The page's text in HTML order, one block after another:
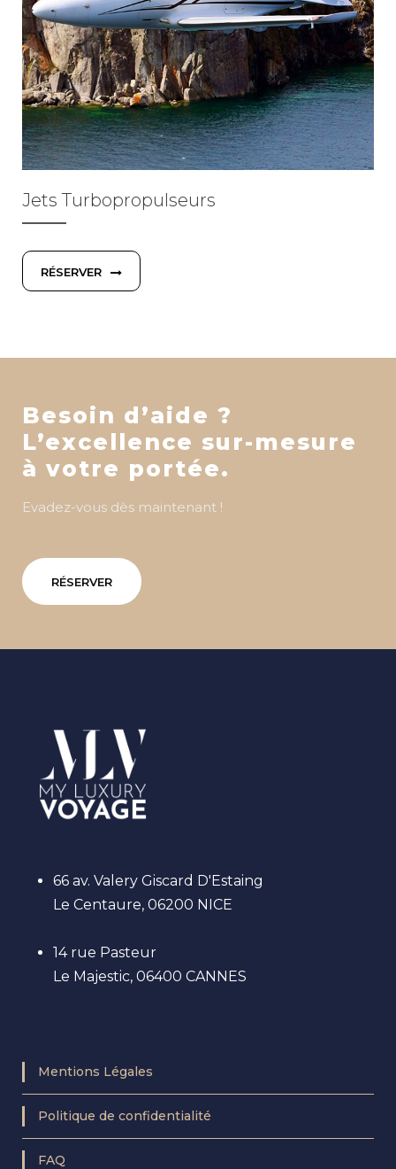
Jets Turbopropulseurs
RÉSERVER
Besoin d’aide ?
L’excellence sur-mesure
à votre portée.
Evadez-vous dès maintenant !
RÉSERVER
66 av. Valery Giscard D'Estaing
Le Centaure, 06200 NICE
14 rue Pasteur
Le Majestic, 06400 CANNES
Mentions Légales
Politique de confidentialité
FAQ